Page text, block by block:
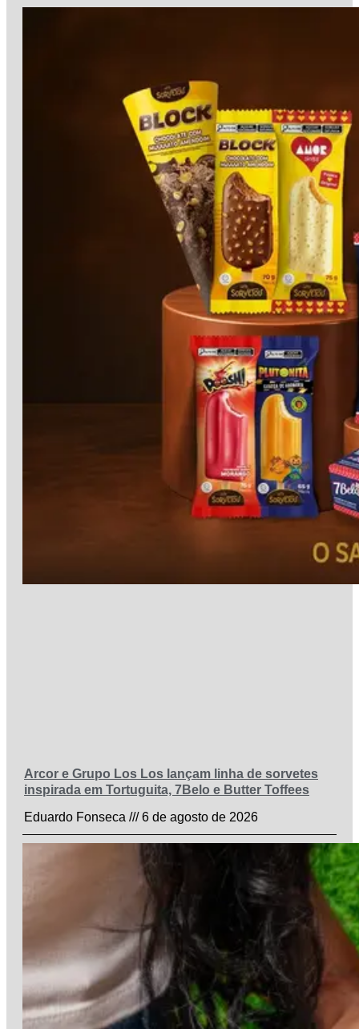
Arcor e Grupo Los Los lançam linha de sorvetes
inspirada em Tortuguita, 7Belo e Butter Toffees
Eduardo Fonseca
6 de agosto de 2026